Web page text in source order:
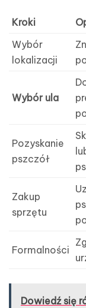
Kroki
Wybór
lokalizacji
Wybór ula
Pozyskanie
pszczół
Zakup
sprzętu
Formalności
Dowiedź się